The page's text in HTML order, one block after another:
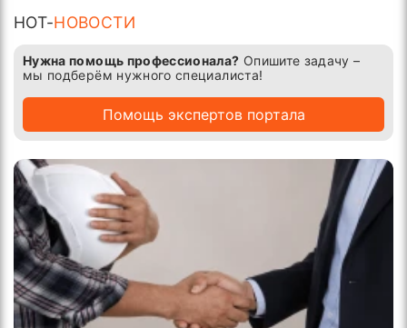
HOT-НОВОСТИ
Нужна помощь профессионала? Опишите задачу –
мы подберём нужного специалиста!
Помощь экспертов портала